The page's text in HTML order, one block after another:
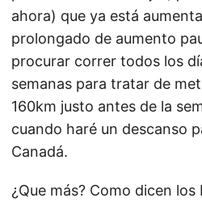
ahora) que ya está
prolongado de aumento
procurar correr todos los
semanas para tratar de
160km justo antes de la
cuando haré un descanso
Canadá.
¿Que más? Como dicen los